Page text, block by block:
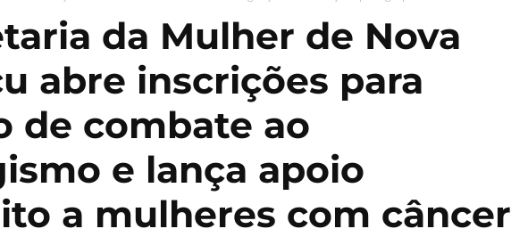
da Mulher de Nova
abre inscrições para
de combate ao
e lança apoio
a mulheres com câncer